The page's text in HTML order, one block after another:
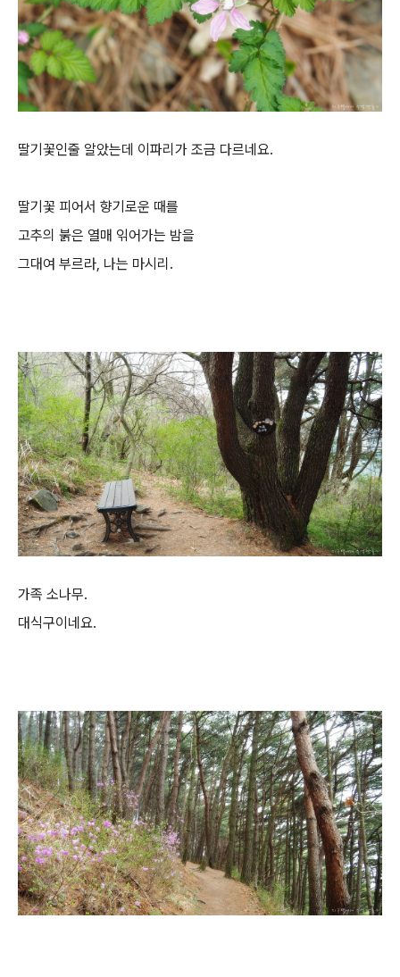
딸기꽃인줄 알았는데 이파리가 조금 다르네요.
딸기꽃 피어서 향기로운 때를
고추의 붉은 열매 읶어가는 밤을
그대여 부르라, 나는 마시리.
가족 소나무.
대식구이네요.